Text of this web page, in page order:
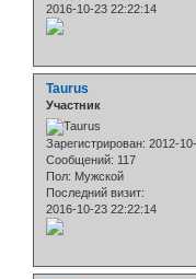
2016-10-23 22:22:14
Taurus
Участник
Зарегистрирован: 2012-
Сообщений: 117
Пол: Мужской
Последний визит:
2016-10-23 22:22:14